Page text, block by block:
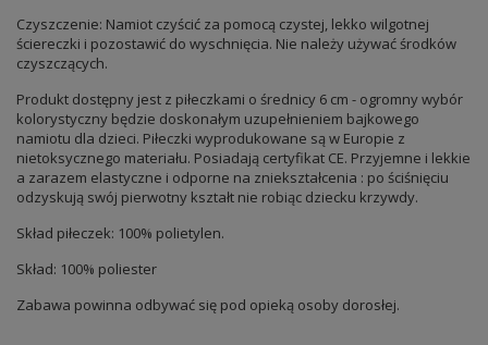
Czyszczenie: Namiot czyścić za pomocą czystej, lekko wilgotnej
ściereczki i pozostawić do wyschnięcia. Nie należy używać środków
czyszczących.
Produkt dostępny jest z piłeczkami o średnicy 6 cm - ogromny wybór
kolorystyczny będzie doskonałym uzupełnieniem bajkowego
namiotu dla dzieci. Piłeczki wyprodukowane są w Europie z
nietoksycznego materiału. Posiadają certyfikat CE. Przyjemne i lekkie
a zarazem elastyczne i odporne na zniekształcenia : po ściśnięciu
odzyskują swój pierwotny kształt nie robiąc dziecku krzywdy.
Skład piłeczek: 100% polietylen.
Skład: 100% poliester
Zabawa powinna odbywać się pod opieką osoby dorosłej.